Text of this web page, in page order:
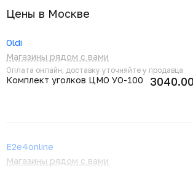
Цены в Москвe
Oldi
Магазины рядом с вами
Оплата онлайн, доставку уточняйте у продавца
Комплект уголков ЦМО УО-100
E2e4online
Магазины рядом с вами